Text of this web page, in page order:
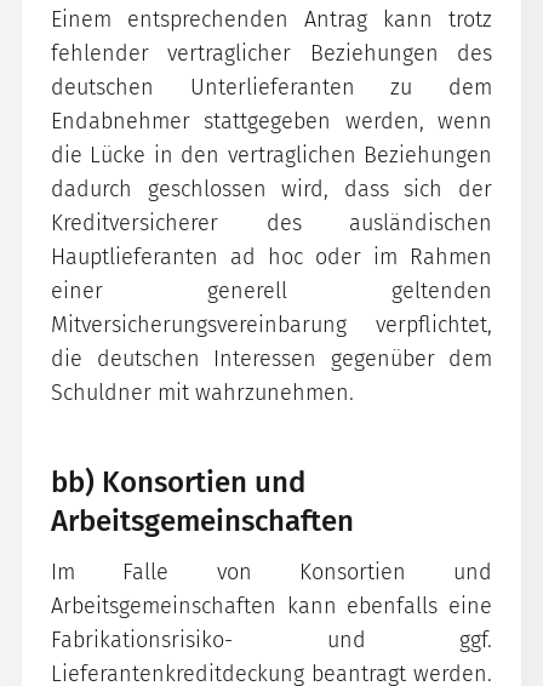
Einem entsprechenden Antrag kann trotz
fehlender vertraglicher Beziehungen des
deutschen Unterlieferanten zu dem
Endabnehmer stattgegeben werden, wenn
die Lücke in den vertraglichen Beziehungen
dadurch geschlossen wird, dass sich der
Kreditversicherer des ausländischen
Hauptlieferanten ad hoc oder im Rahmen
einer generell geltenden
Mitversicherungsvereinbarung verpflichtet,
die deutschen Interessen gegenüber dem
Schuldner mit wahrzunehmen.
bb) Konsortien und
Arbeitsgemeinschaften
Im Falle von Konsortien und
Arbeitsgemeinschaften kann ebenfalls eine
Fabrikationsrisiko- und ggf.
Lieferantenkreditdeckung beantragt werden.